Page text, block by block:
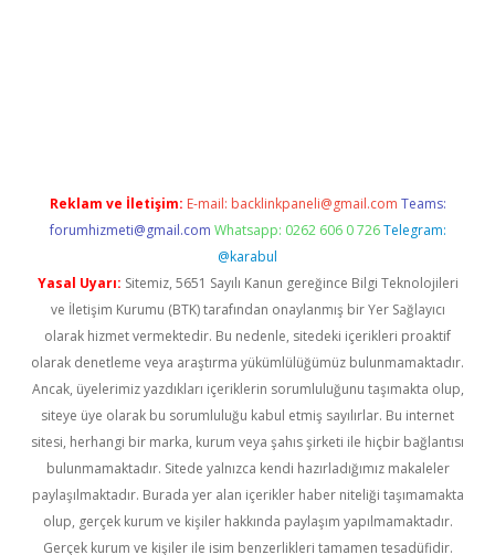
Reklam ve İletişim: E-mail: backlinkpaneli@gmail.com Teams:
forumhizmeti@gmail.com Whatsapp: 0262 606 0 726 Telegram:
@karabul
Yasal Uyarı: Sitemiz, 5651 Sayılı Kanun gereğince Bilgi Teknolojileri
ve İletişim Kurumu (BTK) tarafından onaylanmış bir Yer Sağlayıcı
olarak hizmet vermektedir. Bu nedenle, sitedeki içerikleri proaktif
olarak denetleme veya araştırma yükümlülüğümüz bulunmamaktadır.
Ancak, üyelerimiz yazdıkları içeriklerin sorumluluğunu taşımakta olup,
siteye üye olarak bu sorumluluğu kabul etmiş sayılırlar. Bu internet
sitesi, herhangi bir marka, kurum veya şahıs şirketi ile hiçbir bağlantısı
bulunmamaktadır. Sitede yalnızca kendi hazırladığımız makaleler
paylaşılmaktadır. Burada yer alan içerikler haber niteliği taşımamakta
olup, gerçek kurum ve kişiler hakkında paylaşım yapılmamaktadır.
Gerçek kurum ve kişiler ile isim benzerlikleri tamamen tesadüfidir.